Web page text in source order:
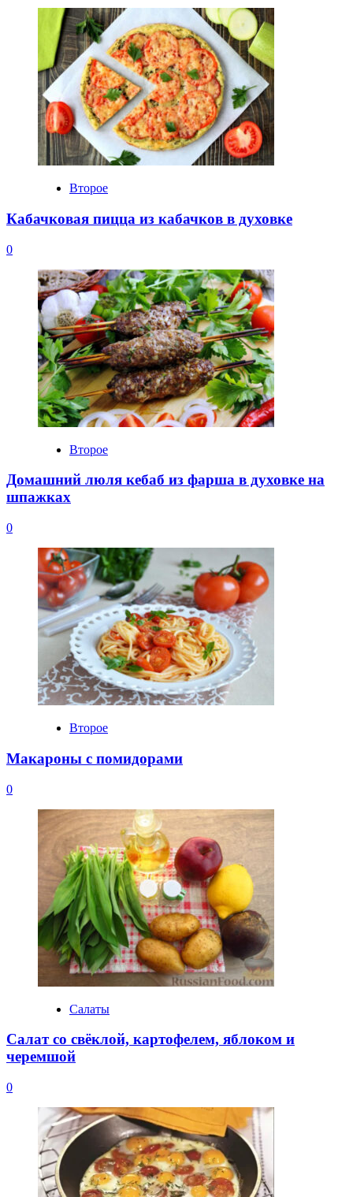
Второе
Кабачковая пицца из кабачков в духовке
0
Второе
Домашний люля кебаб из фарша в духовке на
шпажках
0
Второе
Макароны с помидорами
0
Салаты
Салат со свёклой, картофелем, яблоком и
черемшой
0